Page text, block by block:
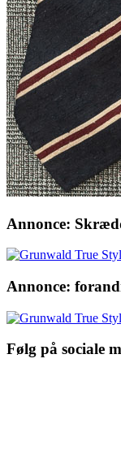
Annonce:
Annonce:
Følg på sociale